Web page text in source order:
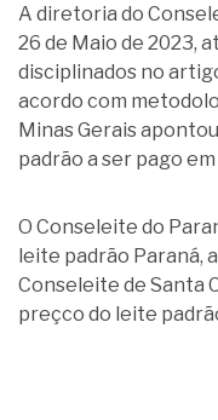
A diretoria do
26 de Maio de 2023,
disciplinados no
acordo com
Minas Gerais
padrão a ser pago em
O Conseleite do
leite padrão Paraná,
Conseleite de Santa
preçco do leite